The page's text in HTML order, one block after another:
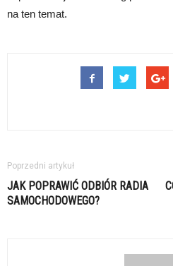
na ten temat.
Poprzedni artykuł
JAK POPRAWIĆ ODBIÓR RADIA
SAMOCHODOWEGO?